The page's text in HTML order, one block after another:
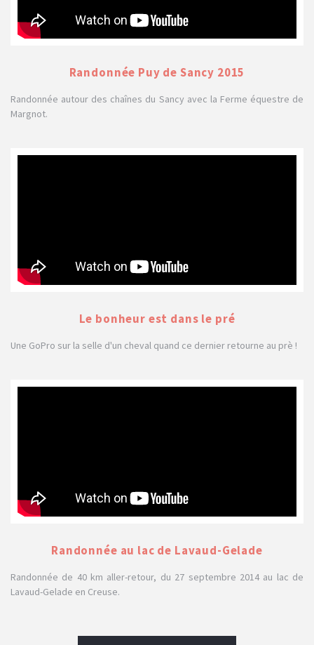
Randonnée Puy de Sancy 2015
Randonnée autour des chaînes du Sancy avec la Ferme équestre de
Margnot.
Le bonheur est dans le pré
Une GoPro sur la selle d'un cheval quand ce dernier retourne au prè !
Randonnée au lac de Lavaud-Gelade
Randonnée de 40 km aller-retour, du 27 septembre 2014 au lac de
Lavaud-Gelade en Creuse.